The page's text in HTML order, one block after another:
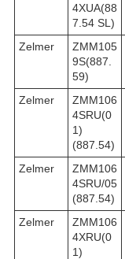
4XUA(88
7.54 SL)
Zelmer
ZMM105
9S(887.
59)
Zelmer
ZMM106
4SRU(0
1)
(887.54)
Zelmer
ZMM106
4SRU/05
(887.54)
Zelmer
ZMM106
4XRU(0
1)